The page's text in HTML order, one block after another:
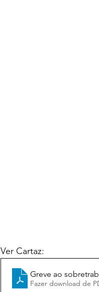
Ver Cartaz:
Greve ao
Fazer download de